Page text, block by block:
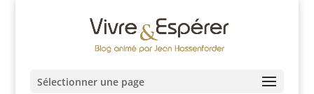
Sélectionner une page